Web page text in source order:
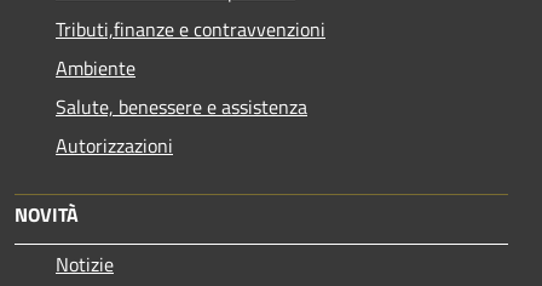
Tributi,finanze e contravvenzioni
Ambiente
Salute, benessere e assistenza
Autorizzazioni
NOVITÀ
Notizie